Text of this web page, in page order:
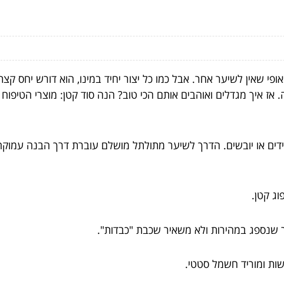
שאין לשיער אחר. אבל כמו כל יצור יחיד במינו, הוא דורש יחס
איך מגדלים ואוהבים אותם הכי טוב? הנה סוד קטן: מוצרי
או יובשים. הדרך לשיער מתולתל מושלם עוברת דרך הבנה
קטן.
שנספג במהירות ולא משאיר שכבת "כבדות".
ומוריד חשמל סטטי.